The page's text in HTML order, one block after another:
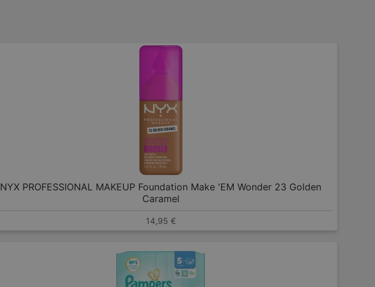
NYX PROFESSIONAL MAKEUP Foundation Make 'EM Wonder 23 Golden
Caramel
14,95 €